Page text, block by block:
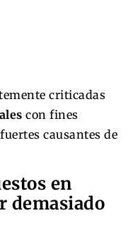
criticadas
con fines
causantes de
en
demasiado